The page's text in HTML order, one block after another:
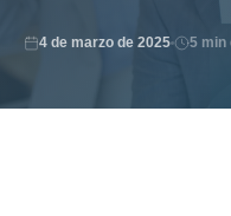
4 de marzo de 2025 5 min